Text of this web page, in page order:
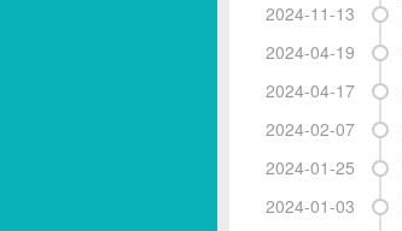
2024-11-13
2024-04-19
2024-04-17
2024-02-07
2024-01-25
2024-01-03